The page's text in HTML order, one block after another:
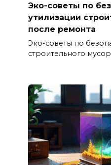
Эко-советы по
утилизации
после ремонта
Эко-советы по
строительного